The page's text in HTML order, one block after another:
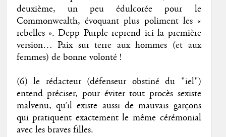
deuxième, un peu édulcorée pour le
Commonwealth, évoquant plus poliment les «
rebelles ». Depp Purple reprend ici la première
version… Paix sur terre aux hommes (et aux
femmes) de bonne volonté !
(6) le rédacteur (défenseur obstiné du "iel")
entend préciser, pour éviter tout procès sexiste
malvenu, qu’il existe aussi de mauvais garçons
qui pratiquent exactement le même cérémonial
avec les braves filles.